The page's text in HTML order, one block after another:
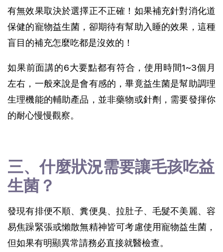
有無效果取決於選擇正不正確！如果補充針對消化道
保健的寵物益生菌，卻期待有幫助入睡的效果，這種
盲目的補充怎麼吃都是沒效的！
如果前面講的6大要點都有符合，使用時間1~3個月
左右，一般來說是會有感的，畢竟益生菌是幫助調理
生理機能的輔助產品，並非藥物或針劑，需要發揮你
的耐心慢慢觀察。
三、什麼狀況需要讓毛孩吃益
生菌？
發現有排便不順、糞便臭、拉肚子、毛髮不美麗、容
易焦躁緊張或懶散無精神皆可考慮使用寵物益生菌，
但如果有明顯異常請務必直接就醫檢查。